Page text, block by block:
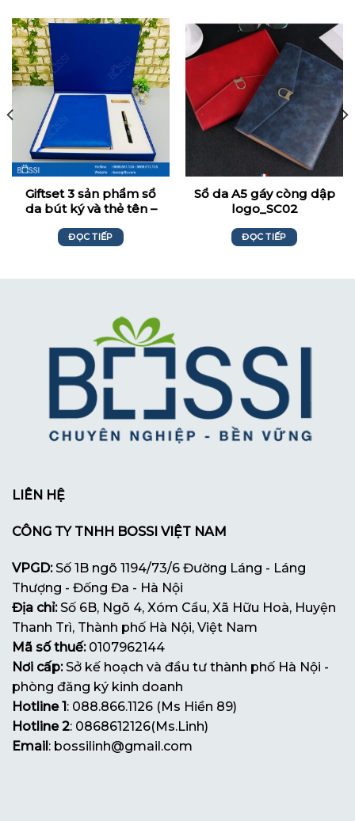
Giftset 3 sản phẩm sổ
da bút ký và thẻ tên –
ĐỌC TIẾP
Sổ da A5 gáy còng dập
logo_SC02
ĐỌC TIẾP
LIÊN HỆ
CÔNG TY TNHH BOSSI VIỆT NAM
VPGD:Số 1B ngõ 1194/73/6 Đường Láng - Láng
Thượng - Đống Đa - Hà Nội
Địa chỉ:Số 6B, Ngõ 4, Xóm Cầu, Xã Hữu Hoà, Huyện
Thanh Trì, Thành phố Hà Nội, Việt Nam
Mã số thuế:0107962144
Nơi cấp:Sở kế hoạch và đầu tư thành phố Hà Nội -
phòng đăng ký kinh doanh
Hotline 1: 088.866.1126 (Ms Hiền 89)
Hotline 2: 0868612126(Ms.Linh)
Email: bossilinh@gmail.com